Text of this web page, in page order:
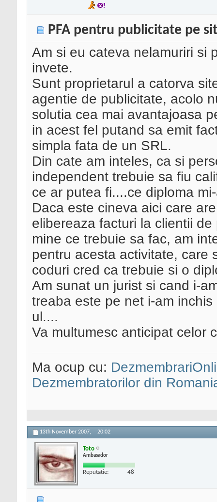
PFA pentru publicitate pe
Am si eu cateva nelamuriri si
invete.
Sunt proprietarul a catorva
agentie de publicitate, acolo
solutia cea mai avantajoasa
in acest fel putand sa emit
simpla fata de un SRL.
Din cate am inteles, ca si
independent trebuie sa fiu
ce ar putea fi....ce diploma
Daca este cineva aici care
elibereaza facturi la clientii
mine ce trebuie sa fac, am
pentru acesta activitate, care
coduri cred ca trebuie si o
Am sunat un jurist si cand i-
treaba este pe net i-am
ul....
Va multumesc anticipat celor
Ma ocup cu:
Dezmembratorilor din
13th November 2007, 20:02
Toto
Ambasador
Reputatie: 48